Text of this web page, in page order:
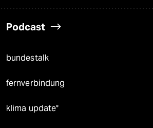
Podcast
bundestalk
fernverbindung
klima update°